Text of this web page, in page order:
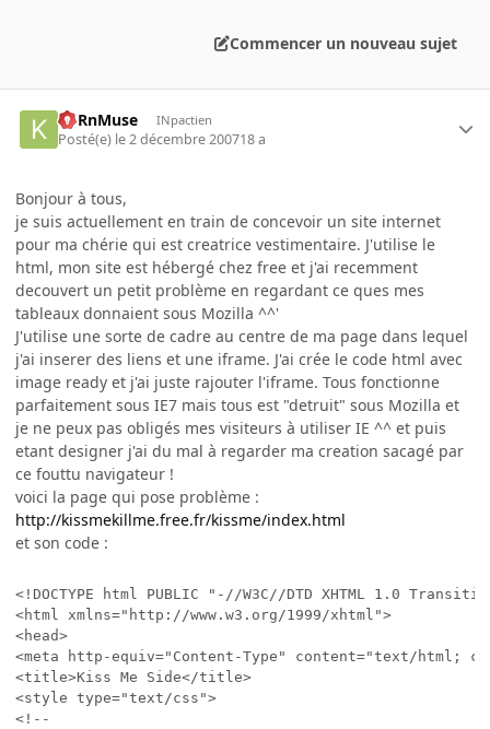
Commencer un nouveau sujet
KoRnMuse INpactien
Posté(e) le 2 décembre 200718 a
Bonjour à tous,
je suis actuellement en train de concevoir un site internet
pour ma chérie qui est creatrice vestimentaire. J'utilise le
html, mon site est hébergé chez free et j'ai recemment
decouvert un petit problème en regardant ce ques mes
tableaux donnaient sous Mozilla ^^'
J'utilise une sorte de cadre au centre de ma page dans lequel
j'ai inserer des liens et une iframe. J'ai crée le code html avec
image ready et j'ai juste rajouter l'iframe. Tous fonctionne
parfaitement sous IE7 mais tous est "detruit" sous Mozilla et
je ne peux pas obligés mes visiteurs à utiliser IE ^^ et puis
etant designer j'ai du mal à regarder ma creation sacagé par
ce fouttu navigateur !
voici la page qui pose problème :
http://kissmekillme.free.fr/kissme/index.html
et son code :
<!DOCTYPE html PUBLIC "-//W3C//DTD XHTML 1.0
<html xmlns="http://www.w3.org/1999/xhtml">
<head>
<meta http-equiv="Content-Type" content="text/html;
<title>Kiss Me Side</title>
<style type="text/css">
<!--